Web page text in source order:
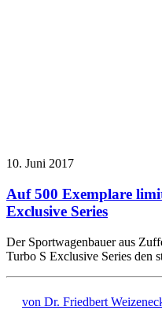
10. Juni 2017
Auf 500 Exemplare
Exclusive Series
Der Sportwagenbauer aus
Turbo S Exclusive Series den
von Dr. Friedbert